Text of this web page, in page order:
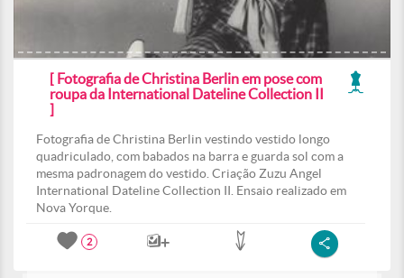
[ Fotografia de Christina Berlin em pose com
roupa da International Dateline Collection II
]
Fotografia de Christina Berlin vestindo vestido longo
quadriculado, com babados na barra e guarda sol com a
mesma padronagem do vestido. Criação Zuzu Angel
International Dateline Collection II. Ensaio realizado em
Nova Yorque.
2